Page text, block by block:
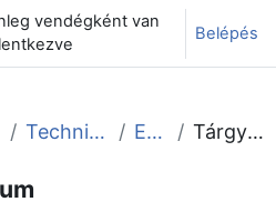
váltása
vendégként van
Belépés
Technikai fórum Enigma Tárgy: Enigma